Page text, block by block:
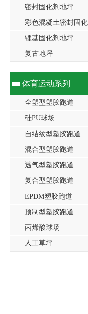
密封固化剂地坪
彩色混凝土密封固化
锂基固化剂地坪
复古地坪
体育运动系列
全塑型塑胶跑道
硅PU球场
自结纹型塑胶跑道
混合型塑胶跑道
透气型塑胶跑道
复合型塑胶跑道
EPDM塑胶跑道
预制型塑胶跑道
丙烯酸球场
人工草坪